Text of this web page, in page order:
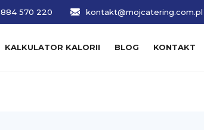
884 570 220 kontakt@mojcatering.com.pl
KALKULATOR KALORII BLOG KONTAKT